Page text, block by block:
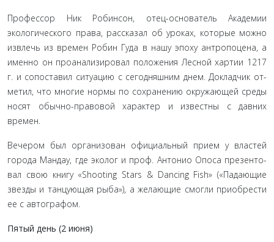
Профессор Ник Робинсон, отец-основатель Академии
экологического права, рассказал об уроках, которые можно
извлечь из времен Робин Гуда в нашу эпоху антропоцена, а
именно он проанализировал положения Лесной хартии 1217
г. и сопоставил ситуацию с сегодняшним днем. Докладчик от­
метил, что многие нормы по сохранению окружающей среды
носят обычно-правовой характер и известны с давних
времен.
Вечером был организован официальный прием у властей
города Мандау, где эколог и проф. Антонио Опоса презенто­
вал свою книгу «Shooting Stars & Dancing Fish» («Падающие
звезды и танцующая рыба»), а желающие смогли приобрести
ее с автографом.
Пятый день (2 июня)